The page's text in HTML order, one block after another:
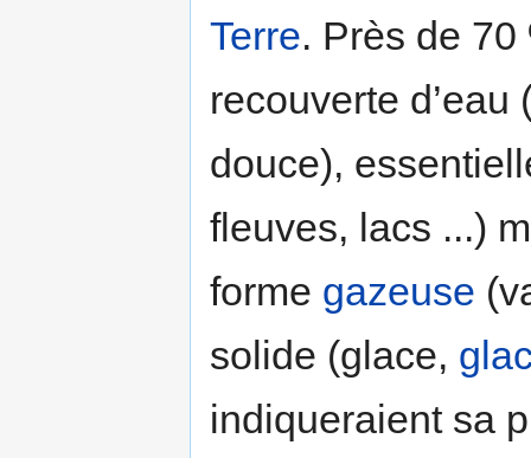
Terre. Près de 70
recouverte d’eau
douce),
fleuves, lacs ...)
forme gazeuse
solide (glace,
indiqueraient sa